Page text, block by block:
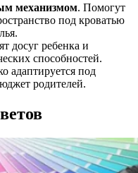
механизмом. Помогут
под кроватью
досуг ребенка и
способностей.
адаптируется под
родителей.